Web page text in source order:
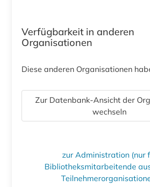
Verfügbarkeit in anderen
Organisationen
Diese anderen Organisationen
Zur Datenbank-Ansicht der
wechseln
zur Administration (nur
Bibliotheksmitarbeitende